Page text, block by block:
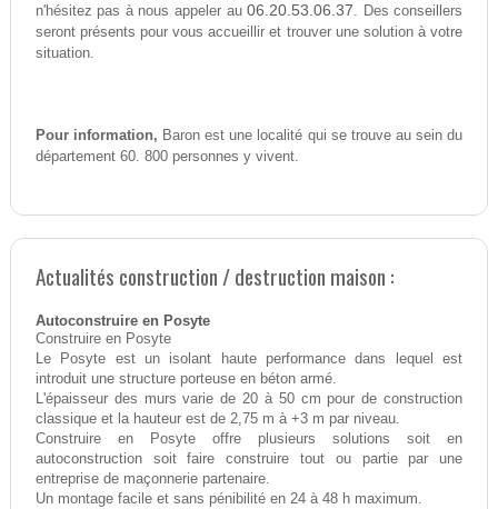
n'hésitez pas à nous appeler au06.20.53.06.37. Des conseillers
seront présents pour vous accueillir et trouver une solution à votre
situation.
Pour information, Baron est une localité qui se trouve au sein du
département 60. 800 personnes y vivent.
Actualités construction / destruction maison :
Autoconstruire en Posyte
Construire en Posyte
Le Posyte est un isolant haute performance dans lequel est
introduit une structure porteuse en béton armé.
L'épaisseur des murs varie de 20 à 50 cm pour de construction
classique et la hauteur est de 2,75 m à +3 m par niveau.
Construire en Posyte offre plusieurs solutions soit en
autoconstruction soit faire construire tout ou partie par une
entreprise de maçonnerie partenaire.
Un montage facile et sans pénibilité en 24 à 48 h maximum.